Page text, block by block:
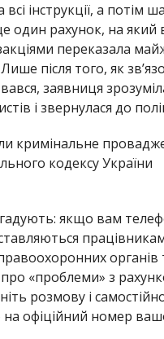
інструкції, а потім
один рахунок, на який
переказала
після того, як
заявниця
і звернулася до
кримінальне
кодексу України
якщо вам
органів
«проблеми» з
розмову і
офіційний номер